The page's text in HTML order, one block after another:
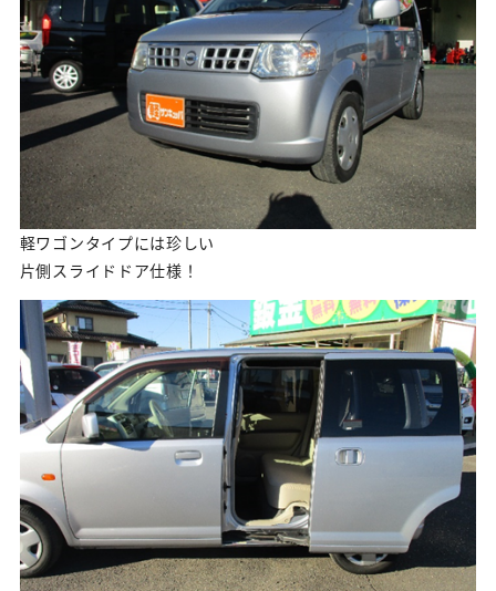
軽ワゴンタイプには珍しい
片側スライドドア仕様！